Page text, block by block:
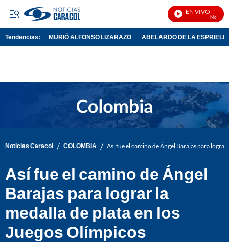
EN VIVO
Noticias
Tendencias: MURIÓ ALFONSO LIZARAZO ABELARDO DE LA
Noticias Caracol / COLOMBIA / Así fue el camino de Ángel Barajas para
Así fue el camino de Ángel
Barajas para lograr la
medalla de plata en los
Juegos Olímpicos